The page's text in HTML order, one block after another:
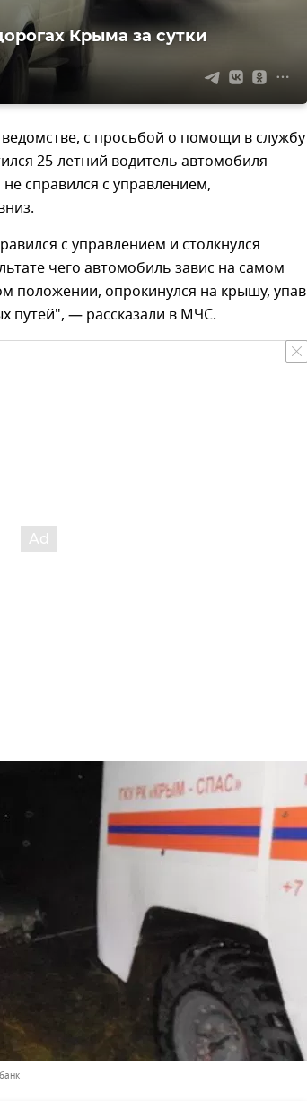
Крыма за сутки
с просьбой о помощи в службу
25-летний водитель автомобиля
справился с управлением,
с управлением и столкнулся
чего автомобиль завис на самом
положении, опрокинулся на крышу, упав
путей", — рассказали в МЧС.